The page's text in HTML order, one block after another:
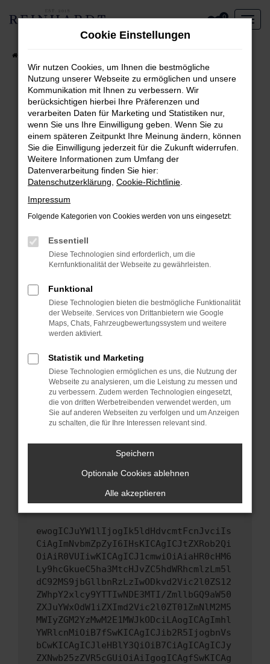
Zum
0
Fehler: Network Error
Beim Laden ist ein Fehler aufgetreten.
Hier sind ein paar Tipps, die dir helfen können:
Überprüfe deine Firewall und deine
Internetverbindung.
Laden andere Webseiten, zum Beispiel deine
Manche Erweiterungen, wie Werbeblocker,
können das Laden bestimmter Seiten
verhindern. Funktioniert die Seite in einem
anderen Browser oder in einem privaten
Starte dein Gerät neu.
Das kann manchmal helfen, vorübergehende
Probleme zu beheben.
Stelle sicher, dass dein Browser und dein
Betriebssystem auf dem neuesten Stand
Veraltete Software birgt nicht nur ein
Sicherheitsrisiko, sondern kann auch dazu
führen, dass bestimmte Funktionen nicht mehr
unterstützt werden.
Wenn du alle oben genannten Schritte versucht
versuchen, das Problem zu beheben. Du kannst
uns diesen Text schicken, um uns bei der
Fehlersuche zu unterstützen:
ewogICJuYW1lIjogIk5ldHdvcmtFcnJvciIs
CiAgImNvbmZpZyI6IHsKICAgICJtZXRob2Qi
OiAiR0VUIiwKICAgICJ1cmwiOiAiaHR0cHM6
Ly9hcGkueC5ha3MtcHJvZC5hdWRhcmlzLm5l
dC92MS9jbGllbnRzLzIwODkvd2Vic2l0ZS12
ZWhpY2xlcy9YTTIwNDE3MTI/ZmllbGQ9aW50
ZXJuYWxOdW1iZXImd2Vic2l0ZT01ZmNlM2M5
MWIyZGM2YzMwM2E1MWJkODciLAogICAgImhl
YWRlcnMiOiB7fSwKICAgICJib2R5IjogbnVs
bCwKICAgICJleHBlY3QiOiB7CiAgICAgICJy
ZXNwb25zZVR5cGUiOiAiIgogICAgfSwKICAg
Cookie Einstellungen
Wir nutzen Cookies, um Ihnen die bestmögliche
Nutzung unserer Webseite zu ermöglichen und unsere
Kommunikation mit Ihnen zu verbessern. Wir
berücksichtigen hierbei Ihre Präferenzen und
verarbeiten Daten für Marketing und Statistiken nur,
wenn Sie uns Ihre Einwilligung geben. Wenn Sie zu
einem späteren Zeitpunkt Ihre Meinung ändern, können
Sie die Einwilligung jederzeit für die Zukunft widerrufen.
Weitere Informationen zum Umfang der
Datenverarbeitung finden Sie hier:
Datenschutzerklärung Cookie-Richtlinie
Impressum
Folgende Kategorien von Cookies werden von uns eingesetzt:
Essentiell
Diese Technologien sind erforderlich, um die
Kernfunktionalität der Webseite zu gewährleisten.
Funktional
Diese Technologien bieten die bestmögliche Funktionalität
der Webseite. Services von Drittanbietern wie Google
Maps, Chats, Fahrzeugbewertungssystem und weitere
werden aktiviert.
Statistik und Marketing
Diese Technologien ermöglichen es uns, die Nutzung der
Webseite zu analysieren, um die Leistung zu messen und
zu verbessern. Zudem werden Technologien eingesetzt,
die von dritten Werbetreibenden verwendet werden, um
Sie auf anderen Webseiten zu verfolgen und um Anzeigen
zu schalten, die für Ihre Interessen relevant sind.
Speichern
Optionale Cookies ablehnen
Alle akzeptieren